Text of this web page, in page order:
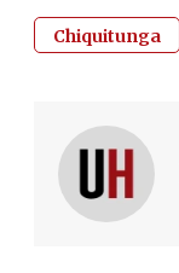
Chiquitunga